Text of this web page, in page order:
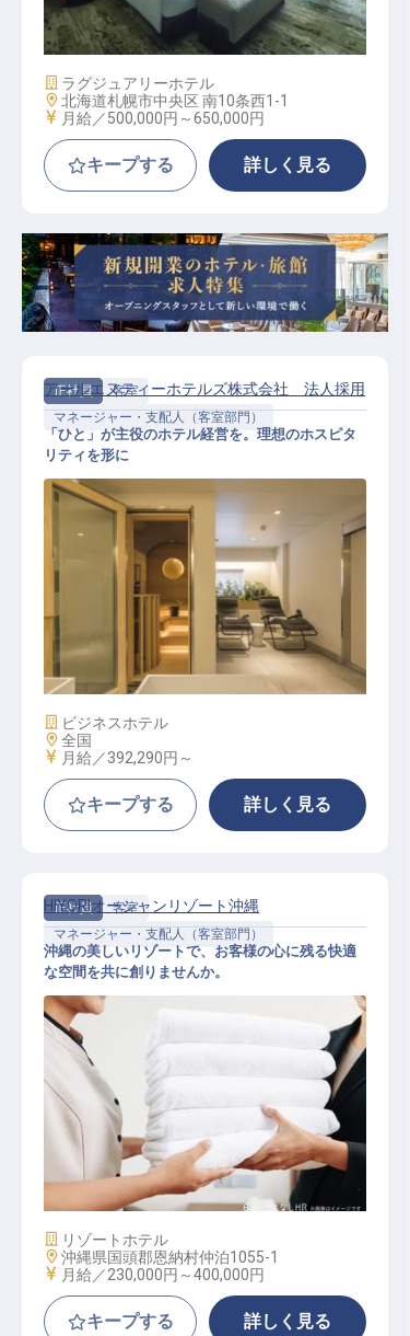
Room Division Manager
施設業態
ラグジュアリーホテル
勤務地
北海道札幌市中央区 南10条西1-1
給与
月給／500,000円～650,000円
キープする 詳しく見る
正社員
客室
マネージャー・支配人（客室部門）
客室部門支配人【全国】
アールエヌティーホテルズ株式会社 法人採用
「ひと」が主役のホテル経営を。理想のホスピタ
リティを形に
施設業態
ビジネスホテル
勤務地
全国
給与
月給／392,290円～
キープする 詳しく見る
正社員
客室
マネージャー・支配人（客室部門）
ホテル清掃責任者【HIYORI オーシ
ャンリゾート 沖縄】
HIYORIオーシャンリゾート沖縄
沖縄の美しいリゾートで、お客様の心に残る快適
な空間を共に創りませんか。
施設業態
リゾートホテル
勤務地
沖縄県国頭郡恩納村仲泊1055-1
給与
月給／230,000円～400,000円
キープする 詳しく見る